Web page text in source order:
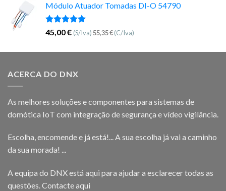
Módulo Atuador Tomadas DI-O 54790
Avaliação
5.00
de 5
45,00€ (S/Iva)55,35€(C/Iva)
ACERCA DO DNX
As melhores soluções e componentes para sistemas de
domótica IoT com integração de segurança e vídeo vigilância.
Escolha, encomende e já está!... A sua escolha já vai a caminho
da sua morada! ...
A equipa do DNX está aqui para ajudar a esclarecer todas as
questões.Contacte aqui